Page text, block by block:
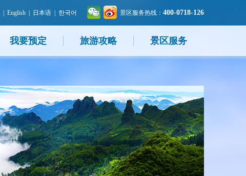
景区服务热线： 400-0718-126
English 日本语 한국어
我要预定 旅游攻略 景区服务